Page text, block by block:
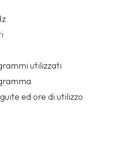
utilizzati
ed ore di utilizzo